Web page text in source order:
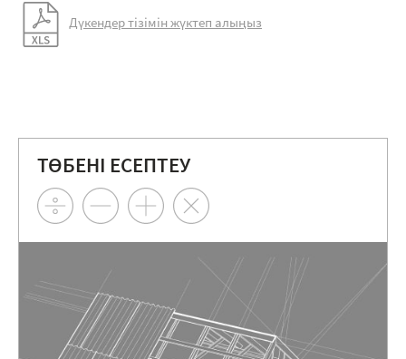
Дүкендер тізімін жүктеп алыңыз
ТӨБЕНІ ЕСЕПТЕУ